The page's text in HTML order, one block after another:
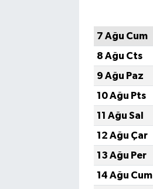
7 Ağu Cum
8 Ağu Cts
9 Ağu Paz
10 Ağu Pts
11 Ağu Sal
12 Ağu Çar
13 Ağu Per
14 Ağu Cum